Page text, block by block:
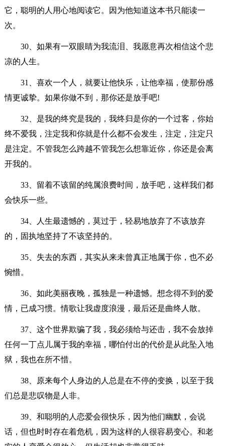
它，聪明的人用心地阅读它。因为他知道这本书只能读一
次。
30、如果有一双眼睛为我流泪、我愿意再次相信这个悲
凉的人生。
31、喜欢一个人，就要让他快乐，让他幸福，使那份感
情更诚挚。如果你做不到，那你还是放手吧!
32、是我的终究是我的，我终归是你的一个过客，你始
终不爱我，注定我和你就是什么都不会发生，注定，注定只
是注定。不管我怎么跨越不管我怎么想靠近你，你还是会离
开我的。
33、留着不该留的纯属浪费时间，放手吧，这样我们都
会快乐一些。
34、人生最遗憾的，莫过于，轻易地放弃了不该放弃
的，固执地坚持了不该坚持的。
35、失去的东西，其实从来未曾真正地属于你，也不必
惋惜。
36、如此美丽夜晚，孤独是一种遗憾。想念得不到的爱
情，已成习惯。情歌让我虚度浪漫，最后还是曲终人散。
37、这个世界欺骗了我，我必须给与还击，我不会放掉
任何一丁点儿属于我的幸福，哪怕付出的代价是从此坠入地
狱，我也在所不惜。
38、原来每个人身边的人总是在不停的变换，以至于我
们总是悲叹物是人非。
39、和聪明的人恋爱会很快乐，因为他们幽默，会说
话，但也时时存在着危机，因为这样的人很容易变心。和老